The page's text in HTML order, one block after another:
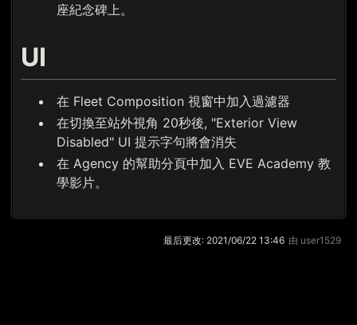
座紀念碑上。
UI
在 Fleet Composition 視窗中加入過濾器
在切換至站外視角 20秒後, "Exterior View
Disabled" UI 提示字句將會消失
在 Agency 的幫助分頁中加入 EVE Academy 教
學影片。
最后更改: 2021/06/22 13:46 由 user1529